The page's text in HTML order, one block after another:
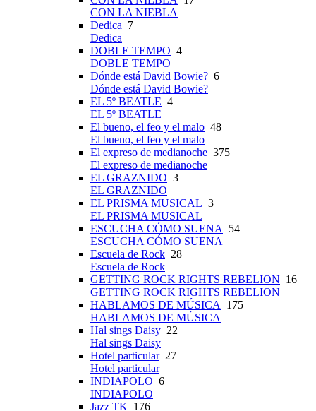
CON LA NIEBLA
Dedica 7
Dedica
DOBLE TEMPO 4
DOBLE TEMPO
Dónde está David Bowie? 6
Dónde está David Bowie?
EL 5º BEATLE 4
EL 5º BEATLE
El bueno, el feo y el malo 48
El bueno, el feo y el malo
El expreso de medianoche 375
El expreso de medianoche
EL GRAZNIDO 3
EL GRAZNIDO
EL PRISMA MUSICAL 3
EL PRISMA MUSICAL
ESCUCHA CÓMO SUENA
54
ESCUCHA CÓMO SUENA
Escuela de Rock 28
Escuela de Rock
GETTING ROCK RIGHTS REBELION 16
GETTING ROCK RIGHTS REBELION
HABLAMOS DE MÚSICA
175
HABLAMOS DE MÚSICA
Hal sings Daisy 22
Hal sings Daisy
Hotel particular27
Hotel particular
INDIAPOLO 6
INDIAPOLO
Jazz TK 176